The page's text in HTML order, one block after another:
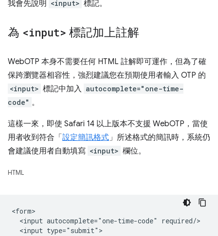
我會先說明 <input> 標記。
為 <input> 標記加上註解
WebOTP 本身不需要任何 HTML 註解即可運作，但為了確
保跨瀏覽器相容性，強烈建議您在預期使用者輸入 OTP 的
<input> 標記中加入 autocomplete="one-time-
code" 。
這樣一來，即使 Safari 14 以上版本不支援 WebOTP，當使
用者收到符合「 設定簡訊格式」所述格式的簡訊時，系統仍
會建議使用者自動填寫 <input> 欄位。
HTML
<form>
  <input autocomplete="one-time-code" required/>
  <input type="submit">